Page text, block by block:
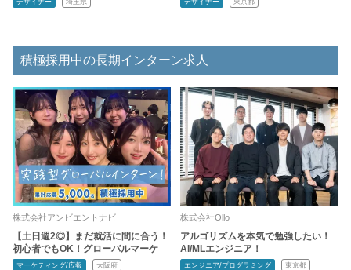
積極採用中の長期インターン求人
株式会社アンビエントナビ
【土日週2◎】まだ就活に間に合う！
初心者でもOK！グローバルマーケ
マーケティング/広報 大阪府
株式会社Ollo
アルゴリズムを本気で勉強したい！
AI/MLエンジニア！
エンジニア/プログラミング 東京都